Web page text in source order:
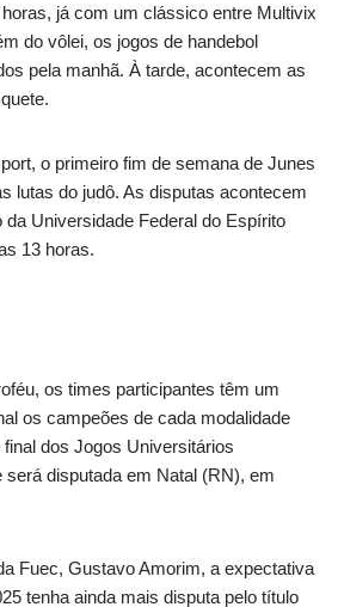
já com um clássico entre Multivix
do vôlei, os jogos de handebol
pela manhã. À tarde, acontecem as
o primeiro fim de semana de Junes
lutas do judô. As disputas acontecem
da Universidade Federal do Espírito
13 horas.
os times participantes têm um
os campeões de cada modalidade
dos Jogos Universitários
disputada em Natal (RN), em
Fuec, Gustavo Amorim, a expectativa
tenha ainda mais disputa pelo título